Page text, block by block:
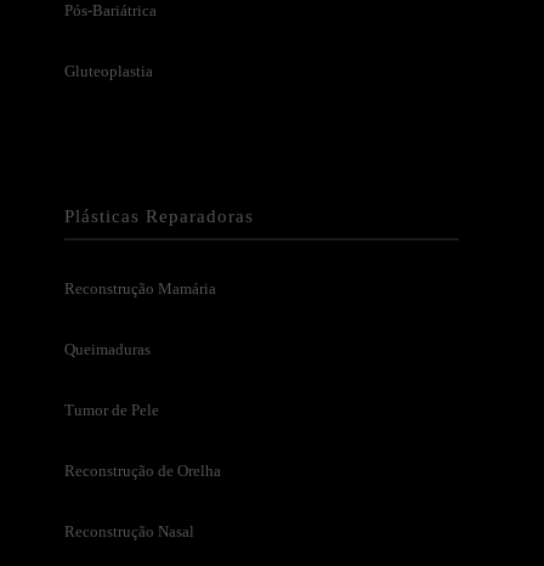
Pós-Bariátrica
Gluteoplastia
Plásticas Reparadoras
Reconstrução Mamária
Queimaduras
Tumor de Pele
Reconstrução de Orelha
Reconstrução Nasal